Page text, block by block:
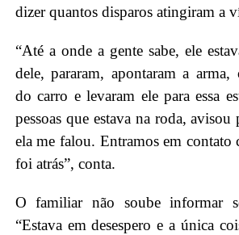
dizer quantos disparos atingiram a
“Até a onde a gente sabe, ele
dele, pararam, apontaram a arma,
do carro e levaram ele para essa
pessoas que estava na roda, avisou
ela me falou. Entramos em contato
foi atrás”, conta.
O familiar não soube informar
“Estava em desespero e a única